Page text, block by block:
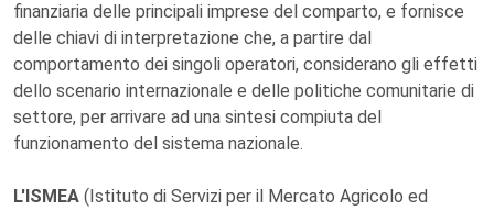
finanziaria delle principali imprese del comparto, e fornisce
delle chiavi di interpretazione che, a partire dal
comportamento dei singoli operatori, considerano gli effetti
dello scenario internazionale e delle politiche comunitarie di
settore, per arrivare ad una sintesi compiuta del
funzionamento del sistema nazionale.
L'ISMEA (Istituto di Servizi per il Mercato Agricolo ed